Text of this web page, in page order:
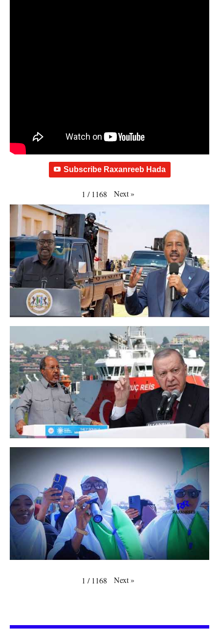
Subscribe Raxanreeb Hada
1 / 1168 Next»
1 / 1168 Next»